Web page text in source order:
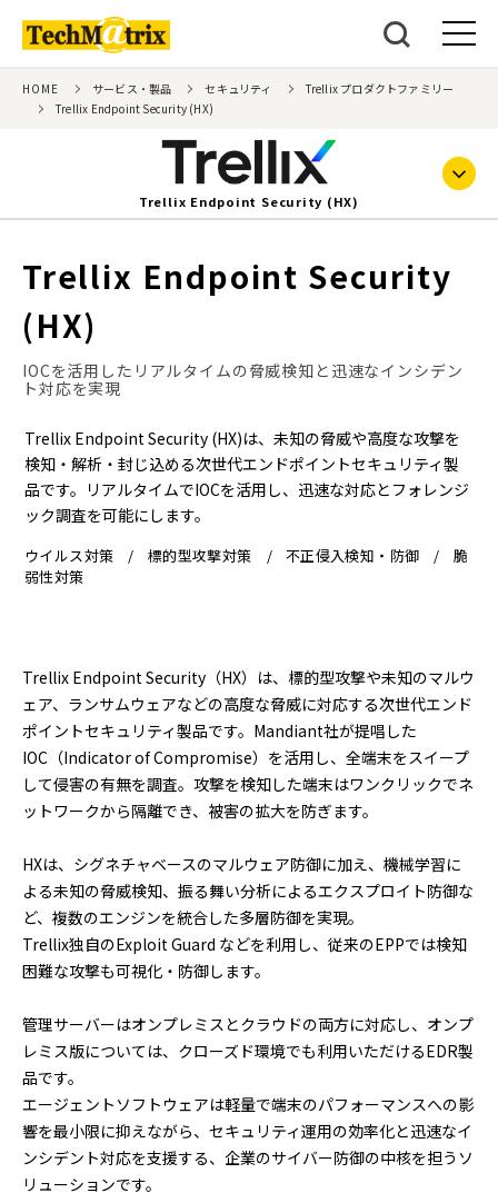
HOME サービス・製品 セキュリティ
Trellix プロダクトファミリー
Trellix Endpoint Security (HX)
Trellix Endpoint Security (HX)
Trellix Endpoint Security
(HX)
IOCを活用したリアルタイムの脅威検知と迅速なインシデン
ト対応を実現
Trellix Endpoint Security (HX)は、未知の脅威や高度な攻撃を
検知・解析・封じ込める次世代エンドポイントセキュリティ製
品です。リアルタイムでIOCを活用し、迅速な対応とフォレンジ
ック調査を可能にします。
ウイルス対策 標的型攻撃対策 不正侵入検知・防御
脆
弱性対策
Trellix Endpoint Security（HX）は、標的型攻撃や未知のマルウ
ェア、ランサムウェアなどの高度な脅威に対応する次世代エンド
ポイントセキュリティ製品です。Mandiant社が提唱した
IOC（Indicator of Compromise）を活用し、全端末をスイープ
して侵害の有無を調査。攻撃を検知した端末はワンクリックでネ
ットワークから隔離でき、被害の拡大を防ぎます。
HXは、シグネチャベースのマルウェア防御に加え、機械学習に
よる未知の脅威検知、振る舞い分析によるエクスプロイト防御な
ど、複数のエンジンを統合した多層防御を実現。
Trellix独自のExploit Guard などを利用し、従来のEPPでは検知
困難な攻撃も可視化・防御します。
管理サーバーはオンプレミスとクラウドの両方に対応し、オンプ
レミス版については、クローズド環境でも利用いただけるEDR製
品です。
エージェントソフトウェアは軽量で端末のパフォーマンスへの影
響を最小限に抑えながら、セキュリティ運用の効率化と迅速なイ
ンシデント対応を支援する、企業のサイバー防御の中核を担うソ
リューションです。